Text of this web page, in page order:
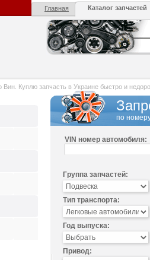
Главная Каталог запчастей
Вин. Куплю запчасть в Украине быстро и
по
VIN номер автомобиля:
Группа запчастей:
Тип транспорта:
Год выпуска:
Привод: